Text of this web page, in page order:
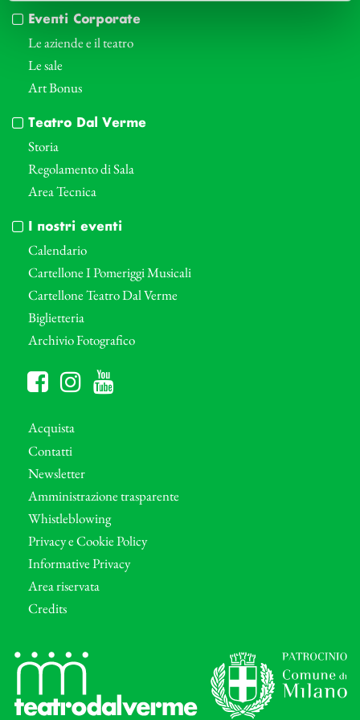
Eventi Corporate
Le aziende e il teatro
Le sale
Art Bonus
Teatro Dal Verme
Storia
Regolamento di Sala
Area Tecnica
I nostri eventi
Calendario
Cartellone I Pomeriggi Musicali
Cartellone Teatro Dal Verme
Biglietteria
Archivio Fotografico
Acquista
Contatti
Newsletter
Amministrazione trasparente
Whistleblowing
Privacy e Cookie Policy
Informative Privacy
Area riservata
Credits